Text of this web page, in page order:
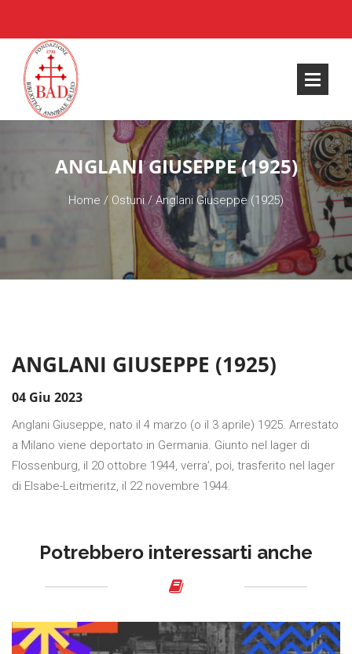
ANGLANI GIUSEPPE (1925)
Home / Ostuni/Anglani Giuseppe (1925)
ANGLANI GIUSEPPE (1925)
04 Giu 2023
Anglani Giuseppe, nato il 4 marzo (o il 3 aprile) 1925. Arrestato
a Milano viene deportato in Germania. Giunto nel lager di
Flossenburg, il 20 ottobre 1944, verra’, poi, trasferito nel lager
di Elsabe-Leitmeritz, il 22 novembre 1944.
Potrebbero interessarti anche